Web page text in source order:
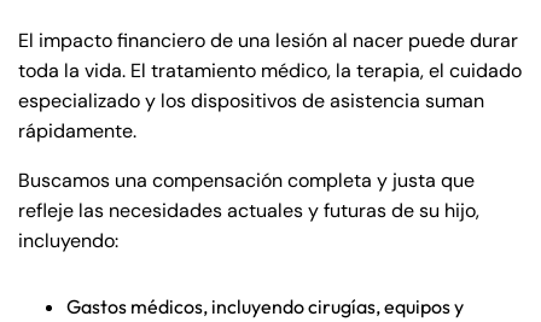
El impacto financiero de una lesión al nacer puede durar
toda la vida. El tratamiento médico, la terapia, el cuidado
especializado y los dispositivos de asistencia suman
rápidamente.
Buscamos una compensación completa y justa que
refleje las necesidades actuales y futuras de su hijo,
incluyendo:
Gastos médicos, incluyendo cirugías, equipos y